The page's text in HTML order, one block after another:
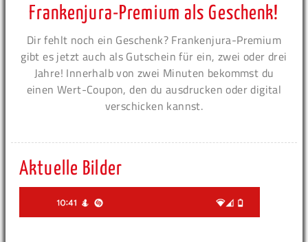
Frankenjura-Premium als Geschenk!
Dir fehlt noch ein Geschenk? Frankenjura-Premium
gibt es jetzt auch als Gutschein für ein, zwei oder drei
Jahre! Innerhalb von zwei Minuten bekommst du
einen Wert-Coupon, den du ausdrucken oder digital
verschicken kannst.
Aktuelle Bilder